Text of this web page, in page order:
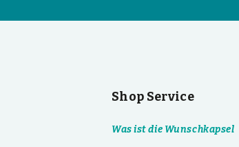
Shop Service
Was ist die Wunschkapsel